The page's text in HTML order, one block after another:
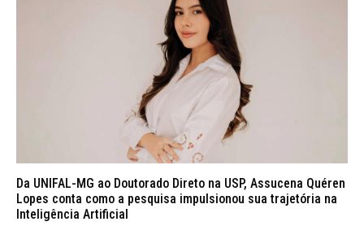
Da UNIFAL-MG ao Doutorado Direto na USP, Assucena Quéren
Lopes conta como a pesquisa impulsionou sua trajetória na
Inteligência Artificial